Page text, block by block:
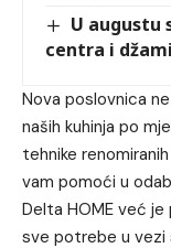
U augustu
centra i
Nova poslovnica
naših kuhinja po
tehnike
vam pomoći u
Delta HOME već
sve potrebe u vezi